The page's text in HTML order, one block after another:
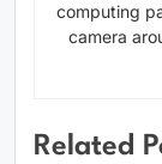
computing
camera
Related